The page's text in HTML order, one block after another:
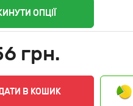
ОПЦІЇ
грн.
В КОШИК